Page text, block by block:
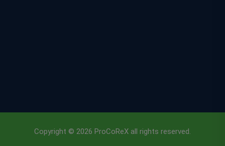
Copyright © 2026 ProCoReX all rights reserved.